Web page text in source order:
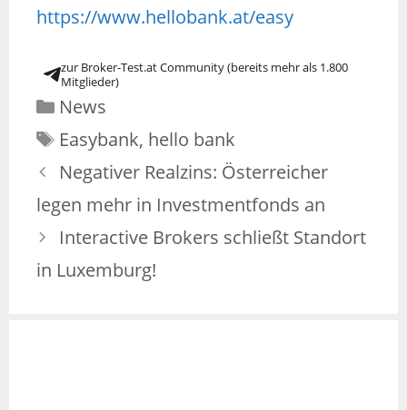
https://www.hellobank.at/easy
zur Broker-Test.at Community (bereits mehr als 1.800
Mitglieder)
News
Easybank, hello bank
Negativer Realzins: Österreicher
legen mehr in Investmentfonds an
Interactive Brokers schließt Standort
in Luxemburg!